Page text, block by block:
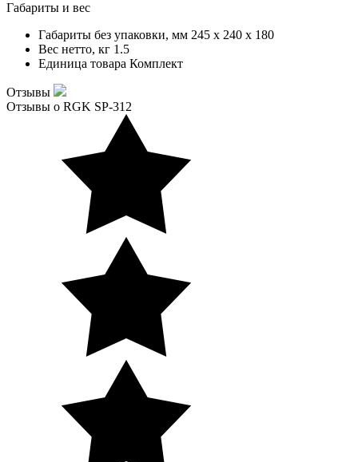
Габариты и вес
Габариты без упаковки, мм 245 x 240 x 180
Вес нетто, кг 1.5
Единица товара Комплект
Отзывы
Отзывы о RGK SP-312